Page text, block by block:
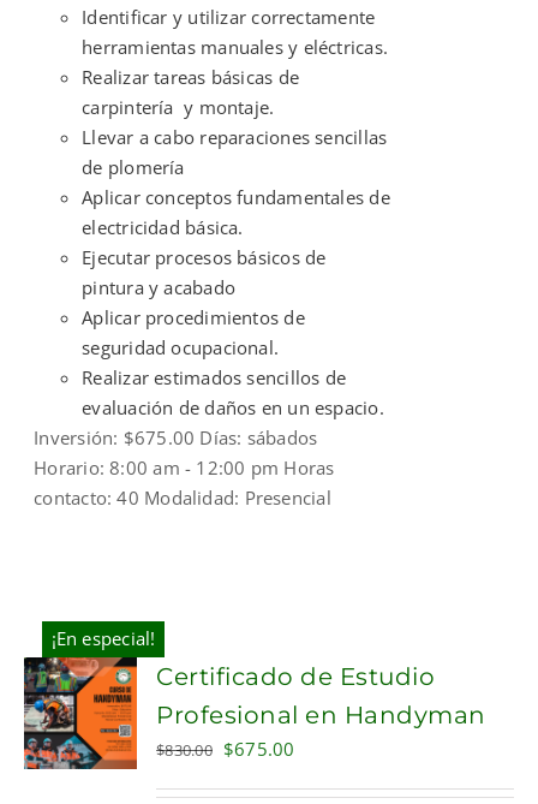
Identificar y utilizar correctamente
herramientas manuales y eléctricas.
Realizar tareas básicas de
carpintería y montaje.
Llevar a cabo reparaciones sencillas
de plomería
Aplicar conceptos fundamentales de
electricidad básica.
Ejecutar procesos básicos de
pintura y acabado
Aplicar procedimientos de
seguridad ocupacional.
Realizar estimados sencillos de
evaluación de daños en un espacio.
Inversión: $675.00 Días: sábados
Horario: 8:00 am - 12:00 pm Horas
contacto: 40 Modalidad: Presencial
¡En especial!
ADD TO
Certificado de Estudio
Profesional en Handyman
$830.00 Original
$675.00